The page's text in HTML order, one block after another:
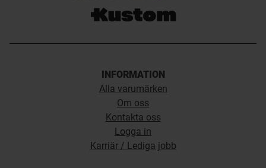
INFORMATION
Alla varumärken
Om oss
Kontakta oss
Logga in
Karriär / Lediga jobb